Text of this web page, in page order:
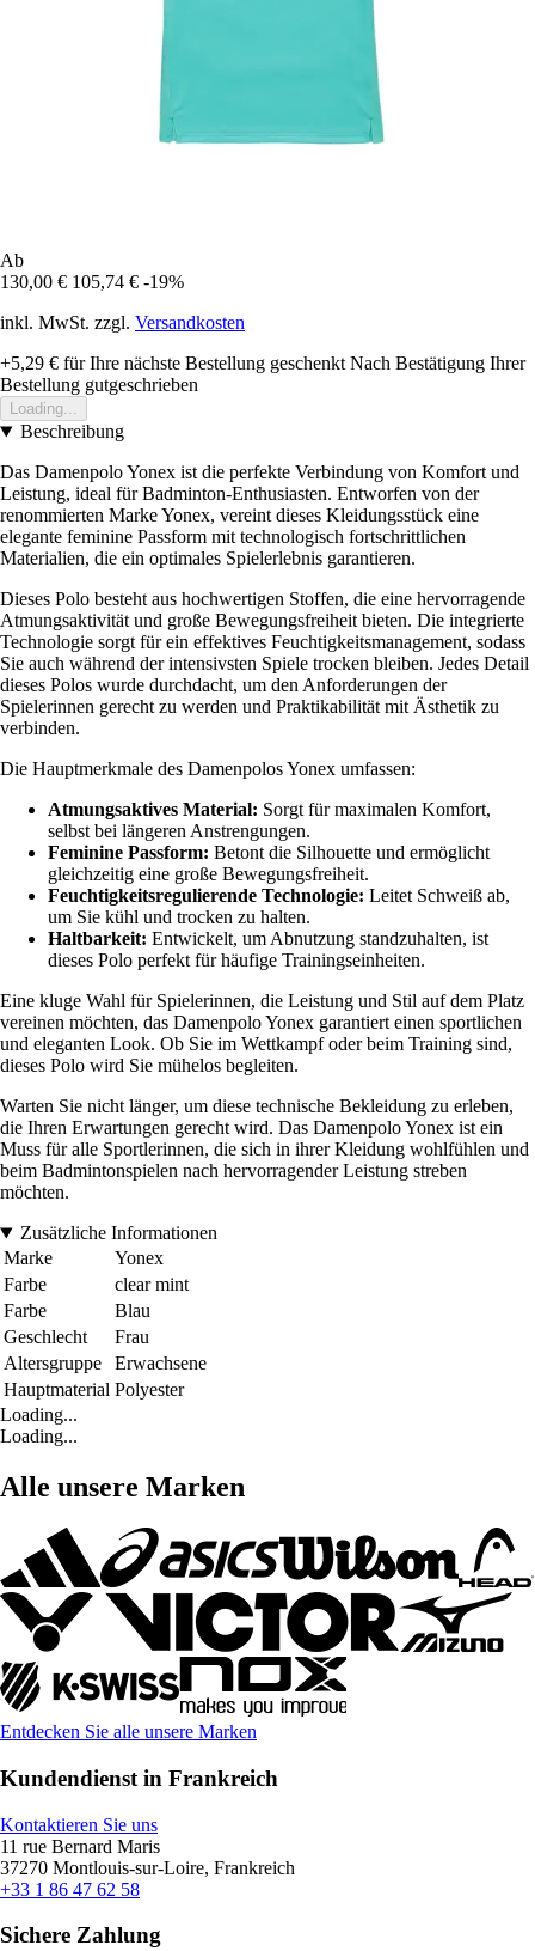
Ab
130,00 € 105,74 € -19%
inkl. MwSt. zzgl. Versandkosten
+5,29 € für Ihre nächste Bestellung geschenkt Nach Bestätigung Ihrer
Bestellung gutgeschrieben
Loading...
Beschreibung
Das Damenpolo Yonex ist die perfekte Verbindung von Komfort und
Leistung, ideal für Badminton-Enthusiasten. Entworfen von der
renommierten Marke Yonex, vereint dieses Kleidungsstück eine
elegante feminine Passform mit technologisch fortschrittlichen
Materialien, die ein optimales Spielerlebnis garantieren.
Dieses Polo besteht aus hochwertigen Stoffen, die eine hervorragende
Atmungsaktivität und große Bewegungsfreiheit bieten. Die integrierte
Technologie sorgt für ein effektives Feuchtigkeitsmanagement, sodass
Sie auch während der intensivsten Spiele trocken bleiben. Jedes Detail
dieses Polos wurde durchdacht, um den Anforderungen der
Spielerinnen gerecht zu werden und Praktikabilität mit Ästhetik zu
verbinden.
Die Hauptmerkmale des Damenpolos Yonex umfassen:
Atmungsaktives Material: Sorgt für maximalen Komfort,
selbst bei längeren Anstrengungen.
Feminine Passform: Betont die Silhouette und ermöglicht
gleichzeitig eine große Bewegungsfreiheit.
Feuchtigkeitsregulierende Technologie: Leitet Schweiß ab,
um Sie kühl und trocken zu halten.
Haltbarkeit: Entwickelt, um Abnutzung standzuhalten, ist
dieses Polo perfekt für häufige Trainingseinheiten.
Eine kluge Wahl für Spielerinnen, die Leistung und Stil auf dem Platz
vereinen möchten, das Damenpolo Yonex garantiert einen sportlichen
und eleganten Look. Ob Sie im Wettkampf oder beim Training sind,
dieses Polo wird Sie mühelos begleiten.
Warten Sie nicht länger, um diese technische Bekleidung zu erleben,
die Ihren Erwartungen gerecht wird. Das Damenpolo Yonex ist ein
Muss für alle Sportlerinnen, die sich in ihrer Kleidung wohlfühlen und
beim Badmintonspielen nach hervorragender Leistung streben
möchten.
Zusätzliche Informationen
Marke
Yonex
Farbe
clear mint
Farbe
Blau
Geschlecht
Frau
Altersgruppe
Erwachsene
Hauptmaterial Polyester
Loading...
Loading...
Alle unsere Marken
Entdecken Sie alle unsere Marken
Kundendienst in Frankreich
Kontaktieren Sie uns
11 rue Bernard Maris
37270 Montlouis-sur-Loire, Frankreich
+33 1 86 47 62 58
Sichere Zahlung